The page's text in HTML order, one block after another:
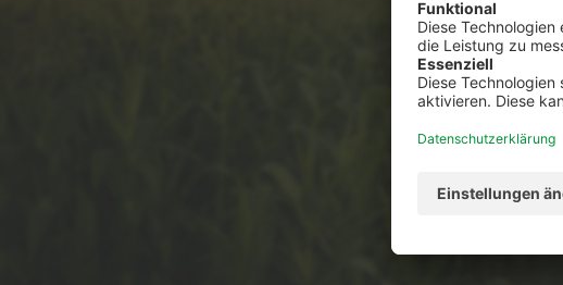
Du hast
Servicezeiten: